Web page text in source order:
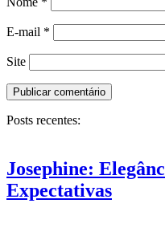
E-mail *
Site
Posts recentes:
Josephine:
Expectativas